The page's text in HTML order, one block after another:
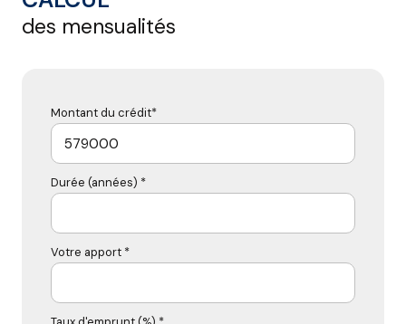
des mensualités
Montant du crédit*
Durée (années) *
Votre apport *